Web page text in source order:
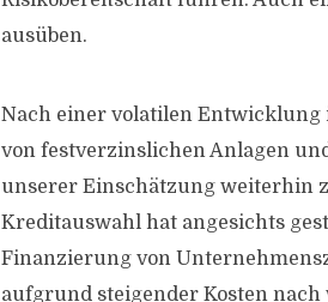
ausüben.
Nach einer volatilen Entwicklung
von festverzinslichen Anlagen
unserer Einschätzung weiterhin
Kreditauswahl hat angesichts
Finanzierung von
aufgrund steigender Kosten